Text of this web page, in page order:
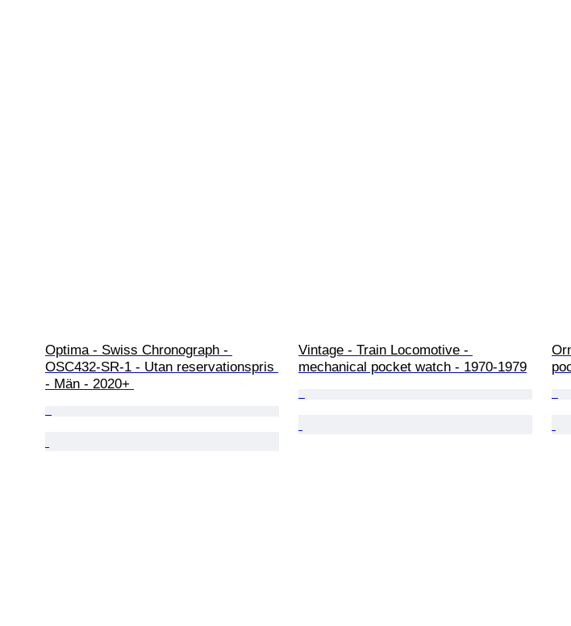
Optima - Swiss Chronograph -
OSC432-SR-1 - Utan reservationspris
- Män - 2020+
Vintage - Train Locomotive -
mechanical pocket watch - 1970-1979